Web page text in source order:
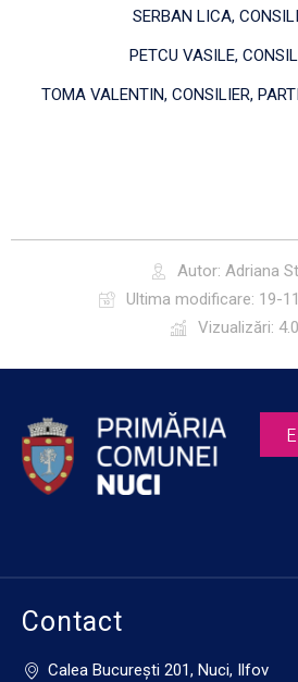
SERBAN LICA,
PETCU VASILE,
TOMA VALENTIN, CONSILIER,
Autor: Adriana
Ultima modificare: 19-
Vizualizări:
Contact
Calea Bucureşti 201, Nuci, Ilfov